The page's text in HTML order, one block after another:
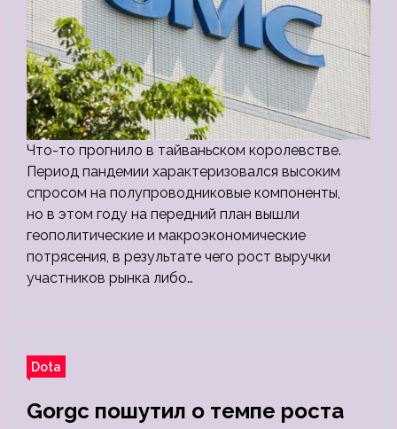
Что-то прогнило в тайваньском королевстве.
Период пандемии характеризовался высоким
спросом на полупроводниковые компоненты,
но в этом году на передний план вышли
геополитические и макроэкономические
потрясения, в результате чего рост выручки
участников рынка либо…
Dota
Gorgc пошутил о темпе роста